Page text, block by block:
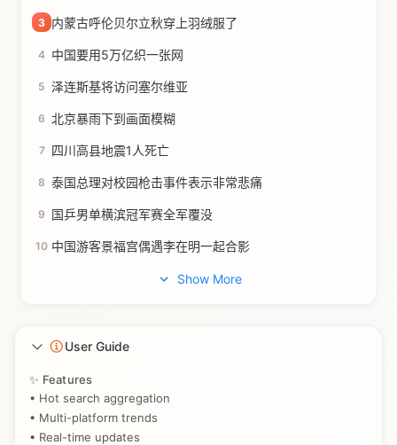
3 内蒙古呼伦贝尔立秋穿上羽绒服了
4 中国要用5万亿织一张网
5 泽连斯基将访问塞尔维亚
6 北京暴雨下到画面模糊
7 四川高县地震1人死亡
8 泰国总理对校园枪击事件表示非常悲痛
9 国乒男单横滨冠军赛全军覆没
10 中国游客景福宫偶遇李在明一起合影
Show More
User Guide
✨ Features
• Hot search aggregation
• Multi-platform trends
• Real-time updates